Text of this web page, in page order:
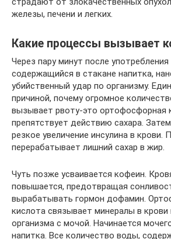
железы, печени и легких.
Какие процессы вызывает
Через пару минут после
содержащийся в стакане напитка,
убийственный удар по организму.
причиной, почему огромное
вызывает рвоту-это ортофосфорная
препятствует действию сахара.
резкое увеличение инсулина в крови.
перерабатывает лишний сахар в жир.
Чуть позже усваивается кофеин.
повышается, предотвращая
вырабатывать гормон дофамин.
кислота связывает минералы в крови
организма с мочой. Начинается
напитка. Все количество воды,